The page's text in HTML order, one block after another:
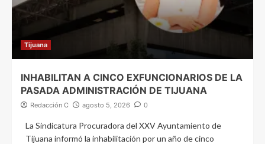
Tijuana
INHABILITAN A CINCO EXFUNCIONARIOS DE LA
PASADA ADMINISTRACIÓN DE TIJUANA
Redacción C agosto 5, 2026 0
La Sindicatura Procuradora del XXV Ayuntamiento de
Tijuana informó la inhabilitación por un año de cinco